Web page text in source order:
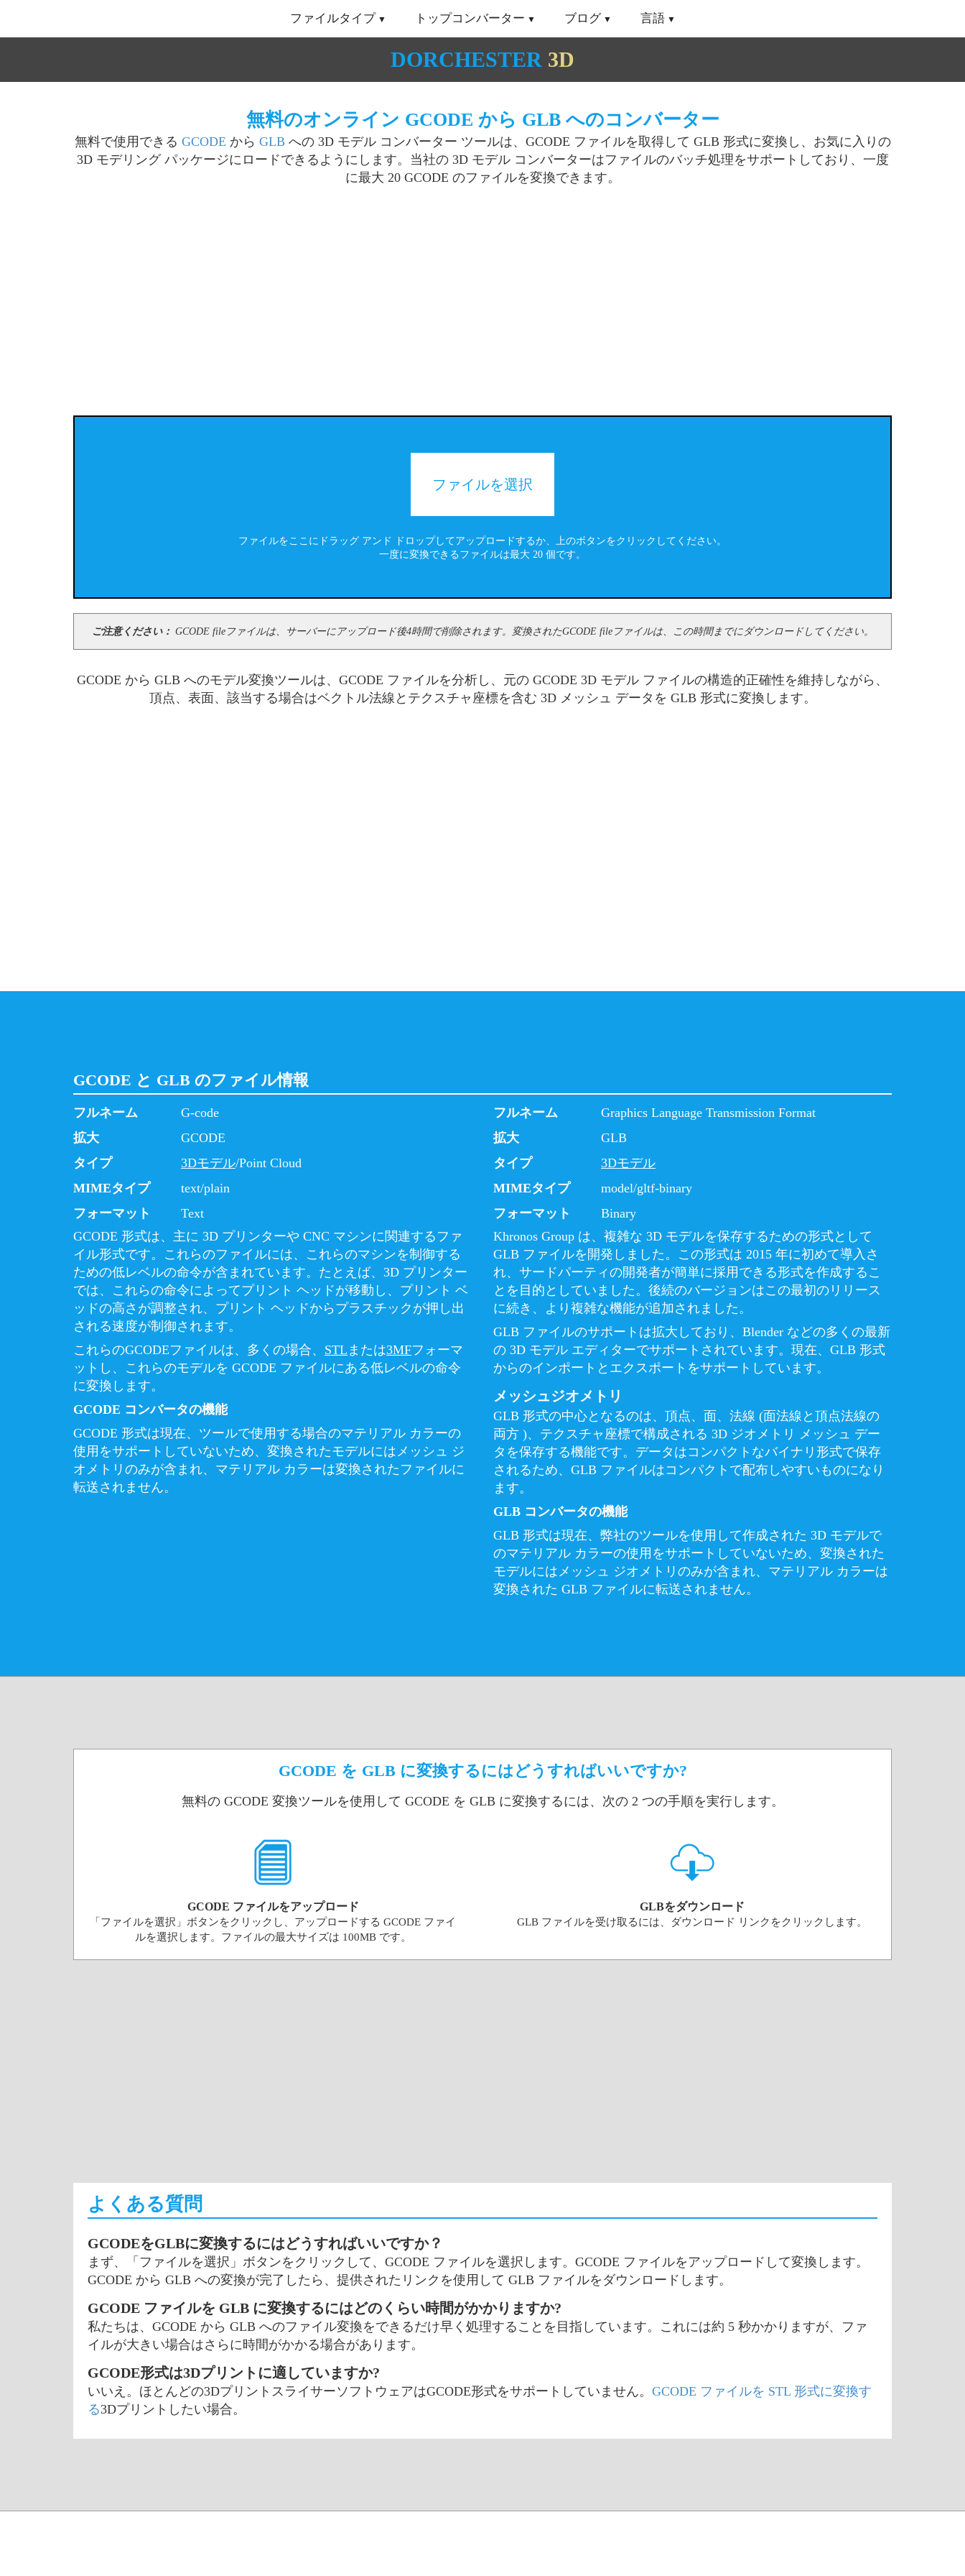
ファイルタイプ トップコンバーター ブログ 言語
DORCHESTER 3D
無料のオンライン GCODE から GLB へのコンバーター
無料で使用できる GCODE から GLB への 3D モデル コンバーター ツールは、GCODE ファイルを取得して GLB 形式に変換し、お気に入りの
3D モデリング パッケージにロードできるようにします。当社の 3D モデル コンバーターはファイルのバッチ処理をサポートしており、一度
に最大 20 GCODE のファイルを変換できます。
ファイルを選択
ファイルをここにドラッグ アンド ドロップしてアップロードするか、上のボタンをクリックしてください。
一度に変換できるファイルは最大 20 個です。
ご注意ください： GCODE fileファイルは、サーバーにアップロード後4時間で削除されます。変換されたGCODE fileファイルは、この時間までにダウンロードしてください。
GCODE から GLB へのモデル変換ツールは、GCODE ファイルを分析し、元の GCODE 3D モデル ファイルの構造的正確性を維持しながら、
頂点、表面、該当する場合はベクトル法線とテクスチャ座標を含む 3D メッシュ データを GLB 形式に変換します。
GCODE と GLB のファイル情報
フルネーム
G-code
拡大
GCODE
タイプ
3Dモデル/Point Cloud
MIMEタイプ
text/plain
フォーマット
Text
GCODE 形式は、主に 3D プリンターや CNC マシンに関連するファ
イル形式です。これらのファイルには、これらのマシンを制御する
ための低レベルの命令が含まれています。たとえば、3D プリンター
では、これらの命令によってプリント ヘッドが移動し、プリント ベ
ッドの高さが調整され、プリント ヘッドからプラスチックが押し出
される速度が制御されます。
これらのGCODEファイルは、多くの場合、 STL または3MFフォーマ
ットし、これらのモデルを GCODE ファイルにある低レベルの命令
に変換します。
GCODE コンバータの機能
GCODE 形式は現在、ツールで使用する場合のマテリアル カラーの
使用をサポートしていないため、変換されたモデルにはメッシュ ジ
オメトリのみが含まれ、マテリアル カラーは変換されたファイルに
転送されません。
フルネーム
Graphics Language Transmission Format
拡大
GLB
タイプ
3Dモデル
MIMEタイプ
model/gltf-binary
フォーマット
Binary
Khronos Group は、複雑な 3D モデルを保存するための形式として
GLB ファイルを開発しました。この形式は 2015 年に初めて導入さ
れ、サードパーティの開発者が簡単に採用できる形式を作成するこ
とを目的としていました。後続のバージョンはこの最初のリリース
に続き、より複雑な機能が追加されました。
GLB ファイルのサポートは拡大しており、Blender などの多くの最新
の 3D モデル エディターでサポートされています。現在、GLB 形式
からのインポートとエクスポートをサポートしています。
メッシュジオメトリ
GLB 形式の中心となるのは、頂点、面、法線 (面法線と頂点法線の
両方 )、テクスチャ座標で構成される 3D ジオメトリ メッシュ デー
タを保存する機能です。データはコンパクトなバイナリ形式で保存
されるため、GLB ファイルはコンパクトで配布しやすいものになり
ます。
GLB コンバータの機能
GLB 形式は現在、弊社のツールを使用して作成された 3D モデルで
のマテリアル カラーの使用をサポートしていないため、変換された
モデルにはメッシュ ジオメトリのみが含まれ、マテリアル カラーは
変換された GLB ファイルに転送されません。
GCODE を GLB に変換するにはどうすればいいですか?
無料の GCODE 変換ツールを使用して GCODE を GLB に変換するには、次の 2 つの手順を実行します。
GCODE ファイルをアップロード
「ファイルを選択」ボタンをクリックし、アップロードする GCODE ファイ
ルを選択します。ファイルの最大サイズは 100MB です。
GLBをダウンロード
GLB ファイルを受け取るには、ダウンロード リンクをクリックします。
よくある質問
GCODEをGLBに変換するにはどうすればいいですか？
まず、「ファイルを選択」ボタンをクリックして、GCODE ファイルを選択します。GCODE ファイルをアップロードして変換します。
GCODE から GLB への変換が完了したら、提供されたリンクを使用して GLB ファイルをダウンロードします。
GCODE ファイルを GLB に変換するにはどのくらい時間がかかりますか?
私たちは、GCODE から GLB へのファイル変換をできるだけ早く処理することを目指しています。これには約 5 秒かかりますが、ファ
イルが大きい場合はさらに時間がかかる場合があります。
GCODE形式は3Dプリントに適していますか?
いいえ。ほとんどの3DプリントスライサーソフトウェアはGCODE形式をサポートしていません。 GCODE ファイルを STL 形式に変換す
る3Dプリントしたい場合。